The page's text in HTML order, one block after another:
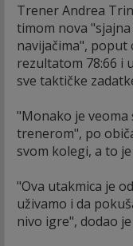
Trener Andrea
timom nova
navijačima", poput
rezultatom 78:66 i
sve taktičke
"Monako je
trenerom", po
svom kolegi, a to
"Ova utakmica je
uživamo i da
nivo igre", dodao